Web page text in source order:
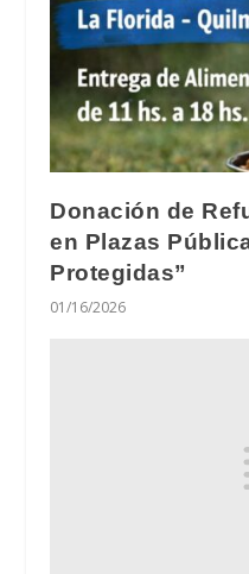
Donación de
en Plazas
Protegidas”
01/16/2026